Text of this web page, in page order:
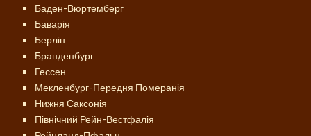
Баден-Вюртемберг
Баварія
Берлін
Бранденбург
Гессен
Мекленбург-Передня Померанія
Нижня Саксонія
Північний Рейн-Вестфалія